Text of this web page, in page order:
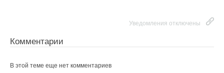
Уведомления отключены
Комментарии
В этой теме еще нет комментариев